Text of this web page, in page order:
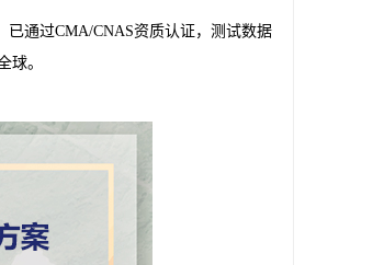
已通过CMA/CNAS资质认证，测试数据
球。